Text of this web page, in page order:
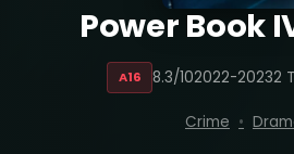
Power Book
A16 8.3/102022-20232
Crime